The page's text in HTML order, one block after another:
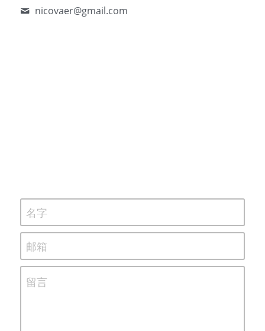
nicovaer@gmail.com
名字
邮箱
留言